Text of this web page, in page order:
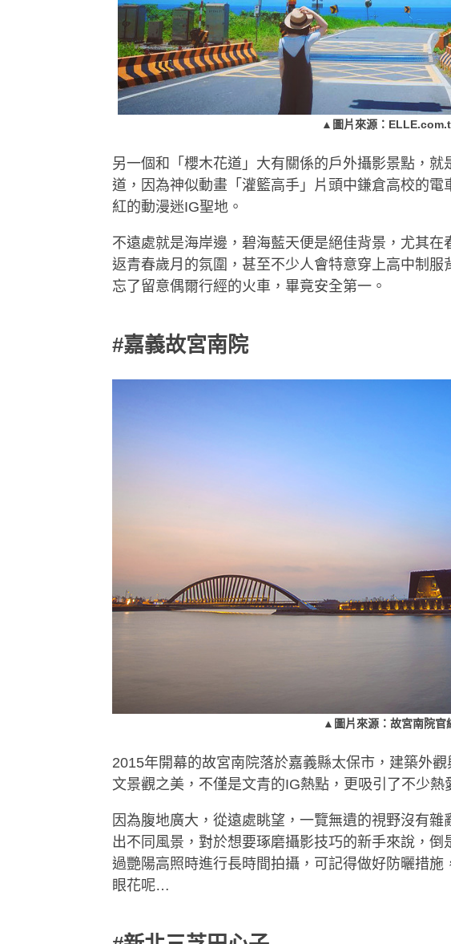
▲圖片來源：
另一個和「櫻木花道」大有關係的戶外攝影景點，就
道，因為神似動畫「灌籃高手」片頭中鎌倉高校的
紅的動漫迷IG聖地。
不遠處就是海岸邊，碧海藍天便是絕佳背景，尤其
返青春歲月的氛圍，甚至不少人會特意穿上高中制服
忘了留意偶爾行經的火車，畢竟安全第一。
#嘉義故宮南院
▲圖片來源：故宮南院官
2015年開幕的故宮南院落於嘉義縣太保市，建築外
文景觀之美，不僅是文青的IG熱點，更吸引了不少熱
因為腹地廣大，從遠處眺望，一覽無遺的視野沒有
出不同風景，對於想要琢磨攝影技巧的新手來說，倒
過艷陽高照時進行長時間拍攝，可記得做好防曬措
眼花呢…